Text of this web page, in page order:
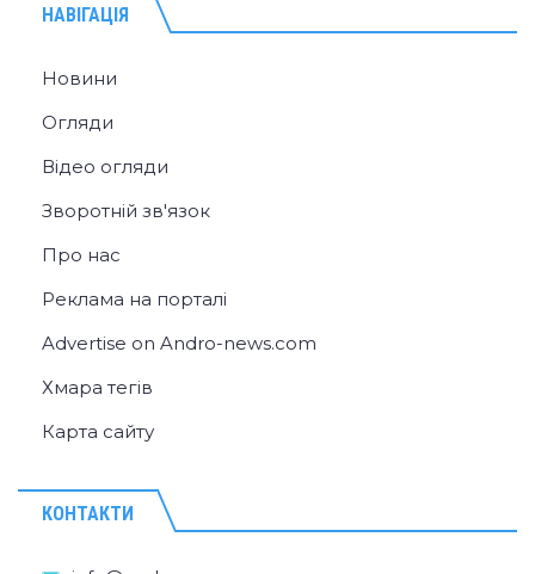
НАВІГАЦІЯ
Новини
Огляди
Відео огляди
Зворотній зв'язок
Про нас
Реклама на порталі
Advertise on Andro-news.com
Хмара тегів
Карта сайту
КОНТАКТИ